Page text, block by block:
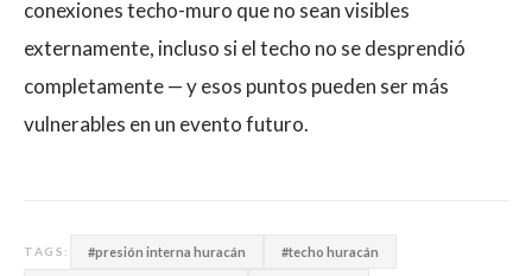
conexiones techo-muro que no sean visibles
externamente, incluso si el techo no se desprendió
completamente — y esos puntos pueden ser más
vulnerables en un evento futuro.
TAGS: #presión interna huracán #techo huracán